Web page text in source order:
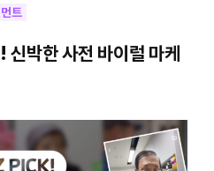
트
신박한 사전 바이럴 마케